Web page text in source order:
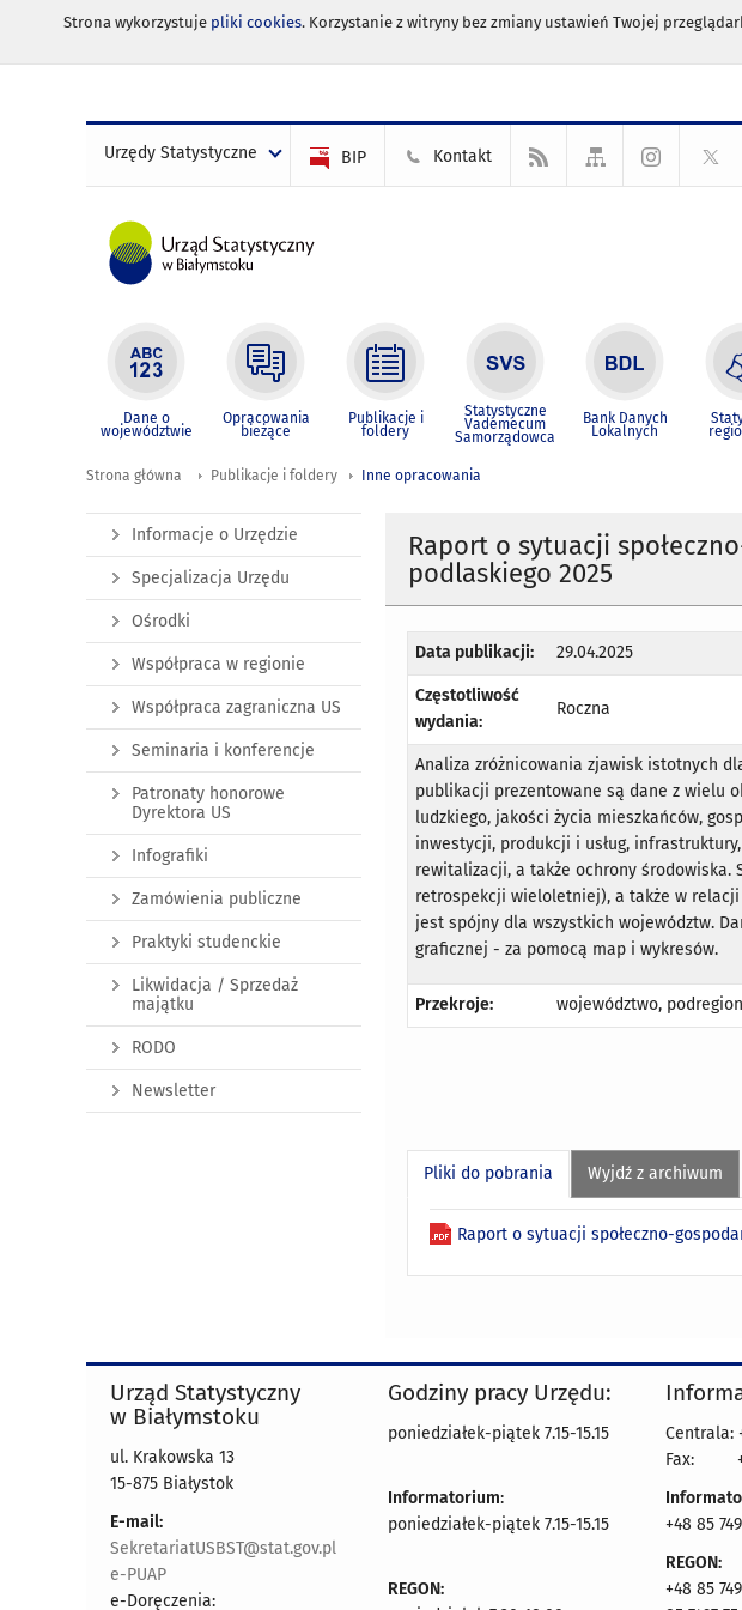
Strona wykorzystuje pliki cookies. Korzystanie z witryny bez zmiany ustawień Twojej
Urzędy Statystyczne BIP Kontakt
Dane o
województwie
Opracowania
bieżące
Publikacje i
foldery
Statystyczne
Vademecum
Samorządowca
Bank Danych
Lokalnych
Strona główna Publikacje i foldery Inne opracowania
Raport o sytuacji
podlaskiego 2025
Data publikacji: 29.04.2025
Częstotliwość
wydania:
Roczna
Analiza zróżnicowania zjawisk istotnych
publikacji prezentowane są dane z wielu
ludzkiego, jakości życia mieszkańców,
inwestycji, produkcji i usług,
rewitalizacji, a także ochrony
retrospekcji wieloletniej), a także w
jest spójny dla wszystkich województw.
graficznej - za pomocą map i wykresów.
Przekroje: województwo,
Pliki do pobrania Wyjdź z archiwum
Raport o sytuacji społeczno-
Informacje o Urzędzie
Specjalizacja Urzędu
Ośrodki
Współpraca w regionie
Współpraca zagraniczna US
Seminaria i konferencje
Patronaty honorowe
Dyrektora US
Infografiki
Zamówienia publiczne
Praktyki studenckie
Likwidacja / Sprzedaż
majątku
RODO
Newsletter
Urząd Statystyczny
w Białymstoku
ul. Krakowska 13
15-875 Białystok
E-mail:
SekretariatUSBST@stat.gov.pl
e-PUAP
e-Doręczenia:
Godziny pracy Urzędu:
poniedziałek-piątek 7.15-15.15
Informatorium:
poniedziałek-piątek 7.15-15.15
REGON:
Centrala:
Fax:
+48 85
REGON:
+48 85